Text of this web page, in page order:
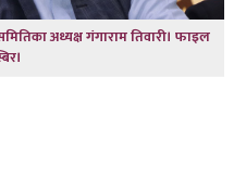
अध्यक्ष गंगाराम तिवारी। फाइल